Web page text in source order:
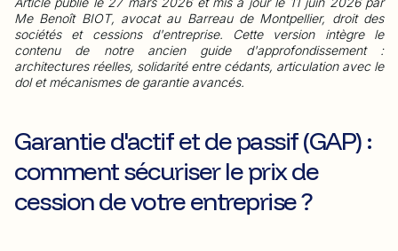
Me Benoît BIOT, avocat au Barreau de Montpellier, droit des
sociétés et cessions d'entreprise. Cette version intègre le
contenu de notre ancien guide d'approfondissement :
architectures réelles, solidarité entre cédants, articulation avec le
dol et mécanismes de garantie avancés.
Garantie d'actif et de passif (GAP) :
comment sécuriser le prix de
cession de votre entreprise ?